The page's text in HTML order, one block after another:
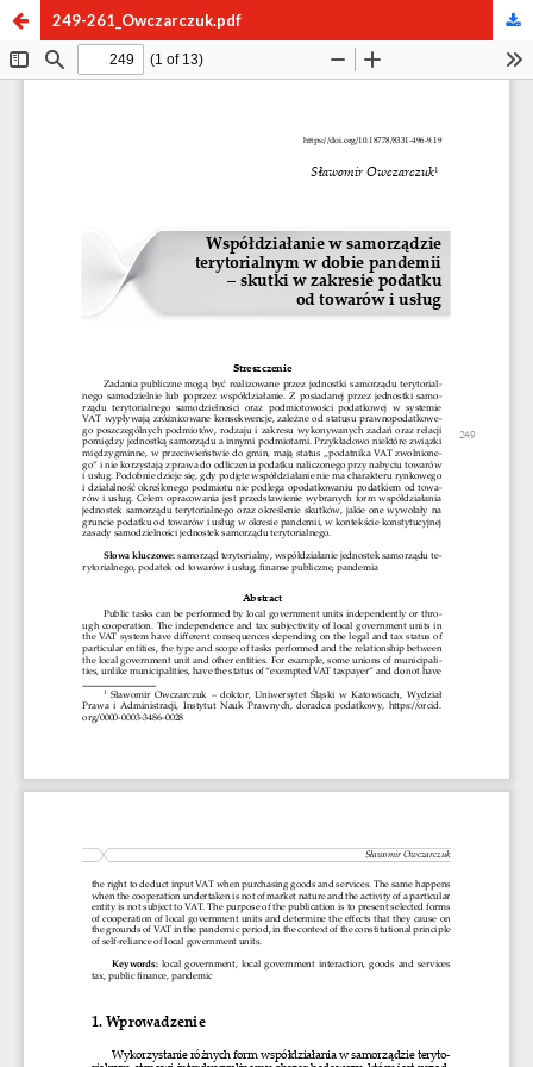
249-261_Owczarczuk.pdf